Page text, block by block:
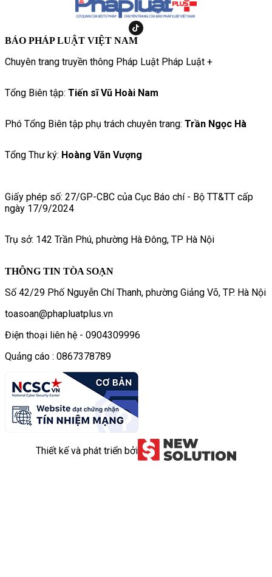
BÁO PHÁP LUẬT VIỆT NAM
Chuyên trang truyền thông Pháp Luật Pháp Luật +
Tổng Biên tập: Tiến sĩ Vũ Hoài Nam
Phó Tổng Biên tập phụ trách chuyên trang: Trần Ngọc Hà
Tổng Thư ký: Hoàng Văn Vượng
Giấy phép số: 27/GP-CBC của Cục Báo chí - Bộ TT&TT cấp
ngày 17/9/2024
Trụ sở: 142 Trần Phú, phường Hà Đông, TP Hà Nội
THÔNG TIN TÒA SOẠN
Số 42/29 Phố Nguyễn Chí Thanh, phường Giảng Võ, TP. Hà Nội
toasoan@phapluatplus.vn
Điện thoại liên hệ - 0904309996
Quảng cáo : 0867378789
Thiết kế và phát triển bởi